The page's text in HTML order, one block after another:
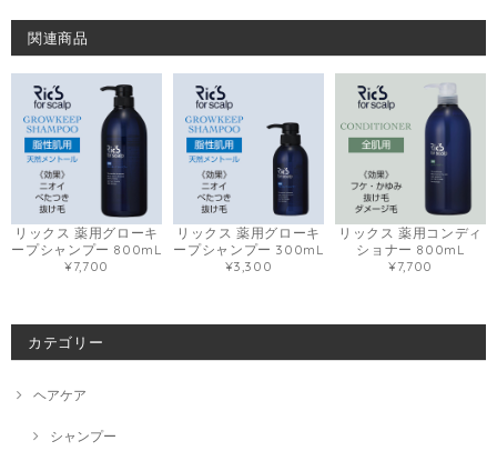
関連商品
リックス 薬用グローキ
ープシャンプー 800mL
¥7,700
リックス 薬用グローキ
ープシャンプー 300mL
¥3,300
リックス 薬用コンディ
ショナー 800mL
¥7,700
カテゴリー
ヘアケア
シャンプー